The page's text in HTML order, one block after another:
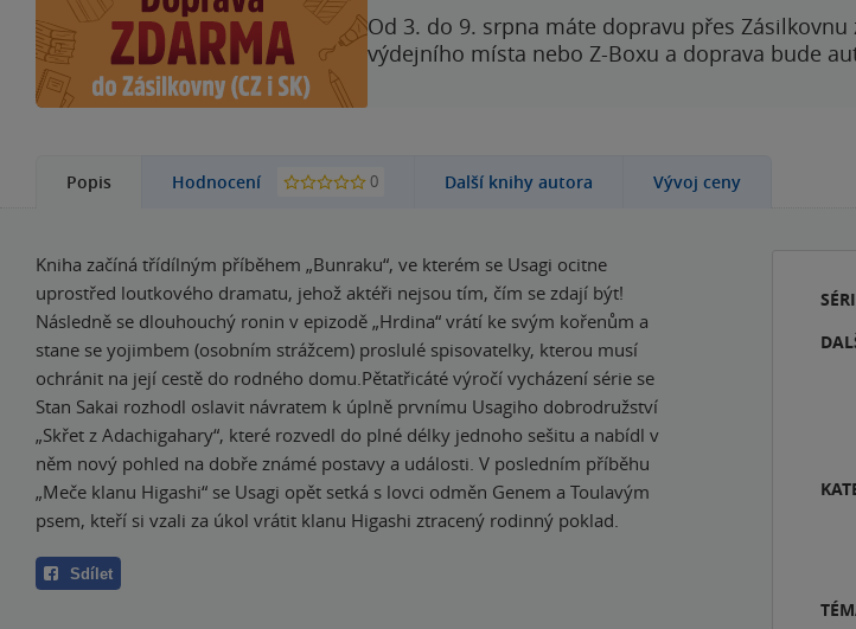
Od 3. do 9. srpna máte dopravu přes
výdejního místa nebo Z-Boxu a doprava bude
Popis Hodnocení 0 Další knihy autora Vývoj ceny
Kniha začíná třídílným příběhem „Bunraku“, ve kterém se Usagi ocitne
uprostřed loutkového dramatu, jehož aktéři nejsou tím, čím se zdají být!
Následně se dlouhouchý ronin v epizodě „Hrdina“ vrátí ke svým kořenům a
stane se yojimbem (osobním strážcem) proslulé spisovatelky, kterou musí
ochránit na její cestě do rodného domu.Pětatřicáté výročí vycházení série se
Stan Sakai rozhodl oslavit návratem k úplně prvnímu Usagiho dobrodružství
„Skřet z Adachigahary“, které rozvedl do plné délky jednoho sešitu a nabídl v
něm nový pohled na dobře známé postavy a události. V posledním příběhu
„Meče klanu Higashi“ se Usagi opět setká s lovci odměn Genem a Toulavým
psem, kteří si vzali za úkol vrátit klanu Higashi ztracený rodinný poklad.
Sdílet